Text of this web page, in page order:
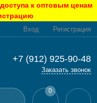
к оптовым ценам
Вход Регистрация
+7 (912) 925-90-48
Заказать звонок
0